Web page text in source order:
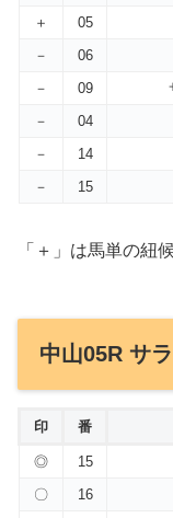
＋
05
－
06
－
09
－
04
－
14
－
15
「＋」は馬単の紐
中山05R サ
印 番
◎ 15
〇
16